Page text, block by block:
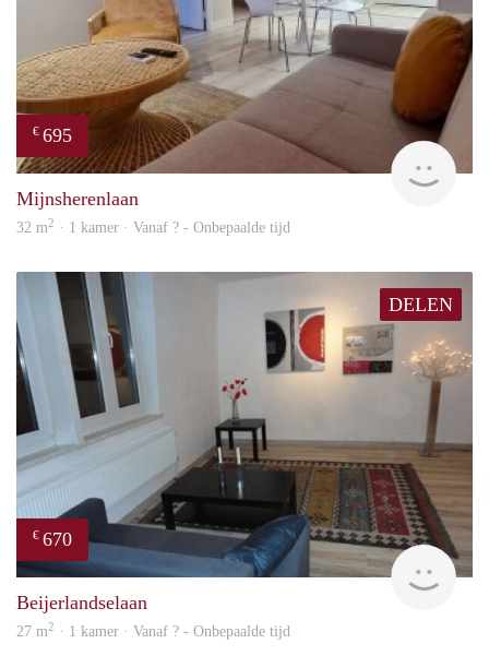
€ 695
Mijnsherenlaan
32 m2 · 1 kamer · Vanaf ? - Onbepaalde tijd
DELEN
€ 670
Beijerlandselaan
27 m2 · 1 kamer · Vanaf ? - Onbepaalde tijd